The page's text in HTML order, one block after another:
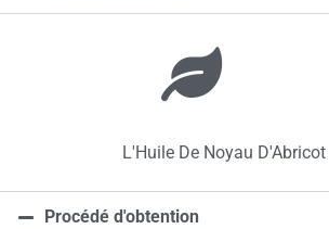
L'Huile De Noyau D'Abricot
Procédé d'obtention